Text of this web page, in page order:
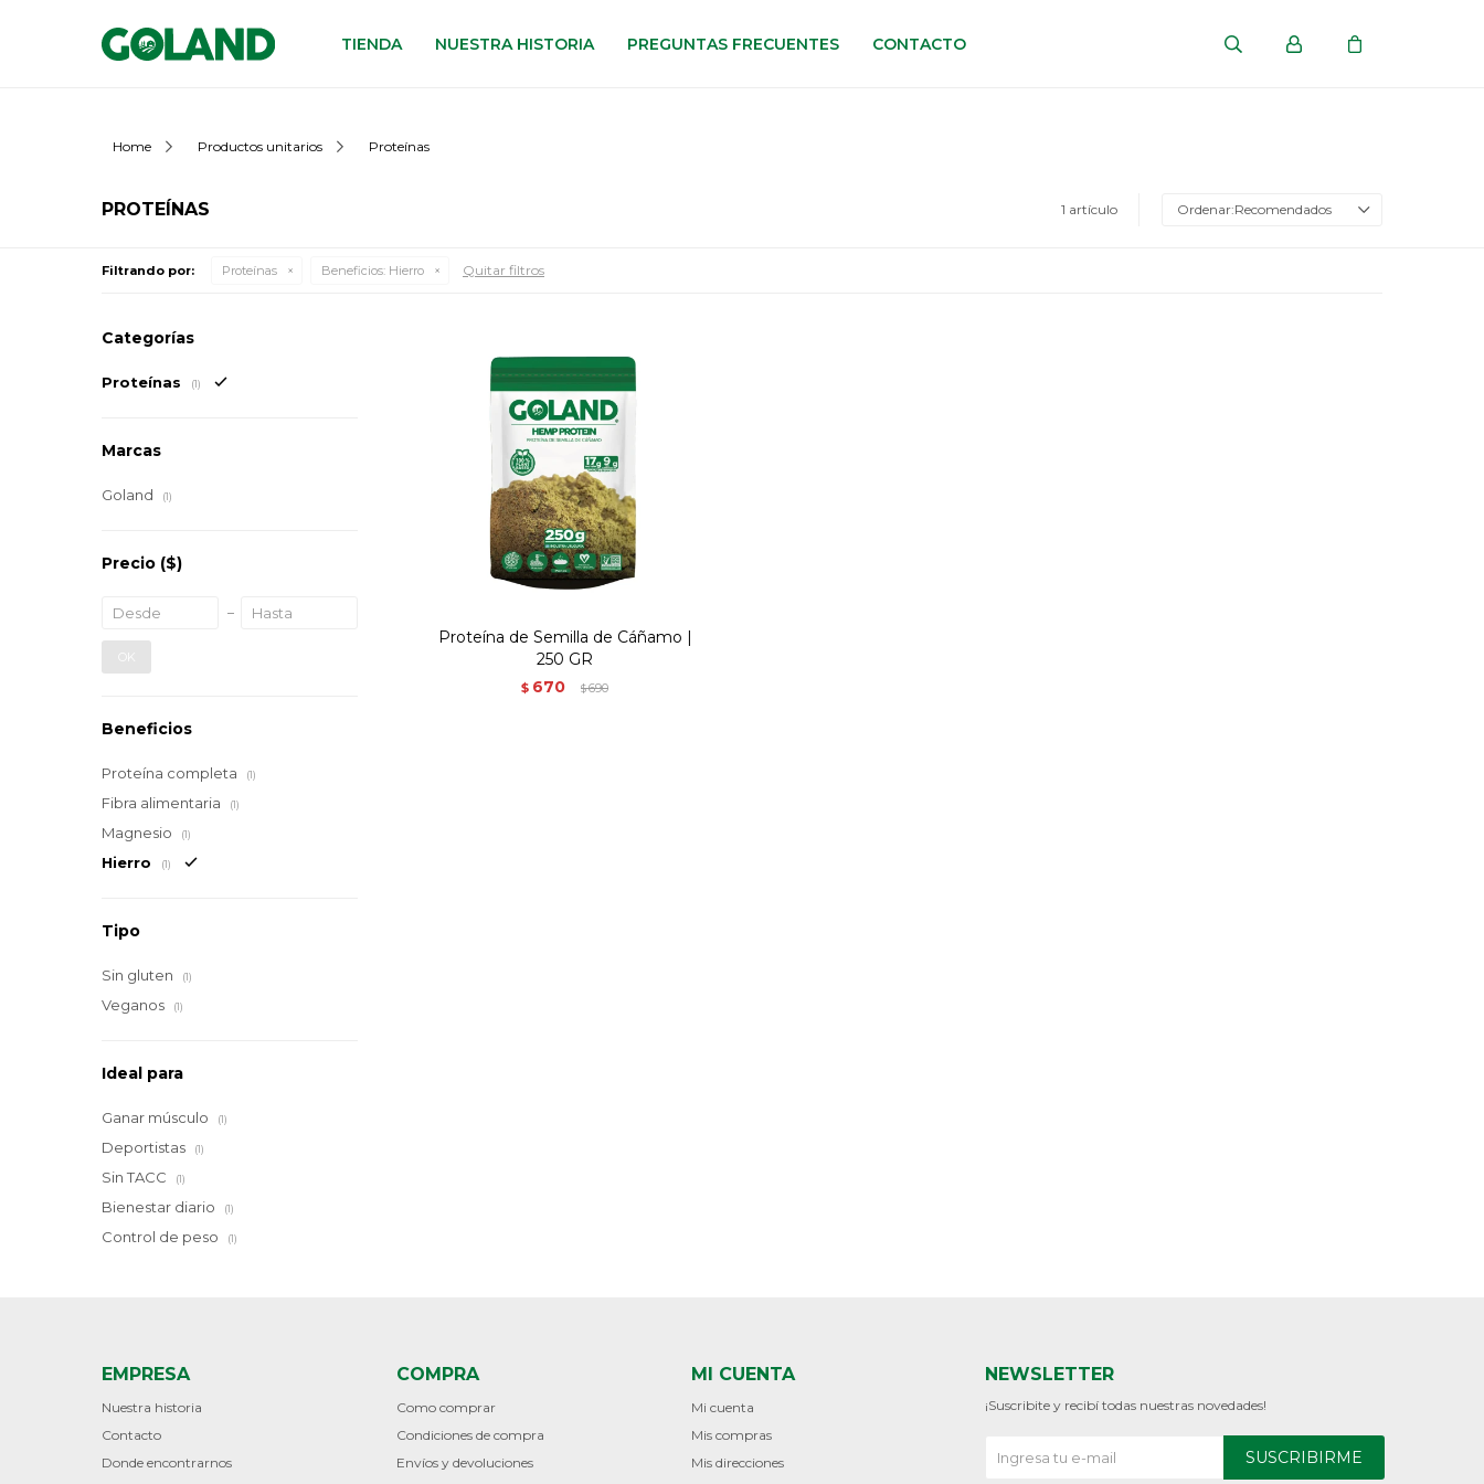
TIENDA NUESTRA HISTORIA PREGUNTAS FRECUENTES CONTACTO
Home Productos unitarios Proteínas
PROTEÍNAS 1 artículo Recomendados
Filtrando por: Proteínas Beneficios: Hierro Quitar filtros
Proteína de Semilla de Cáñamo |
250 GR
$ 670 $690
Categorías
Proteínas (1)
Marcas
Goland (1)
Precio ($)
OK
Beneficios
Proteína completa (1)
Fibra alimentaria (1)
Magnesio (1)
Hierro (1)
Tipo
Sin gluten (1)
Veganos (1)
Ideal para
Ganar músculo (1)
Deportistas (1)
Sin TACC (1)
Bienestar diario (1)
Control de peso (1)
EMPRESA
Nuestra historia
Contacto
Donde encontrarnos
COMPRA
Como comprar
Condiciones de compra
Envíos y devoluciones
MI CUENTA
Mi cuenta
Mis compras
Mis direcciones
NEWSLETTER
¡Suscribite y recibí todas nuestras novedades!
SUSCRIBIRME